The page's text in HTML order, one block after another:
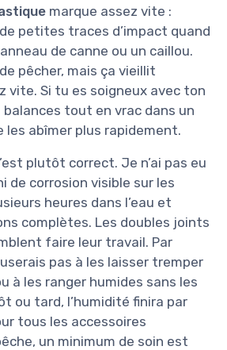
marque assez vite :
petites traces d’impact quand
de canne ou un caillou.
pêcher, mais ça vieillit
vite. Si tu es soigneux avec ton
balances tout en vrac dans un
les abîmer plus rapidement.
plutôt correct. Je n’ai pas eu
de corrosion visible sur les
heures dans l’eau et
complètes. Les doubles joints
faire leur travail. Par
pas à les laisser tremper
à les ranger humides sans les
ou tard, l’humidité finira par
tous les accessoires
un minimum de soin est